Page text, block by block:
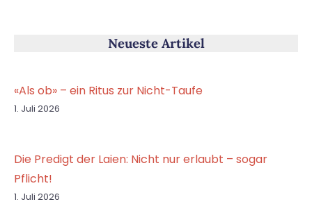
Neueste Artikel
«Als ob» – ein Ritus zur Nicht-Taufe
1. Juli 2026
Die Predigt der Laien: Nicht nur erlaubt – sogar
Pflicht!
1. Juli 2026